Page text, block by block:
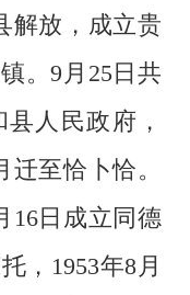
解放，成立贵
。9月25日共
人民政府，
至恰卜恰。
16日成立同德
，1953年8月